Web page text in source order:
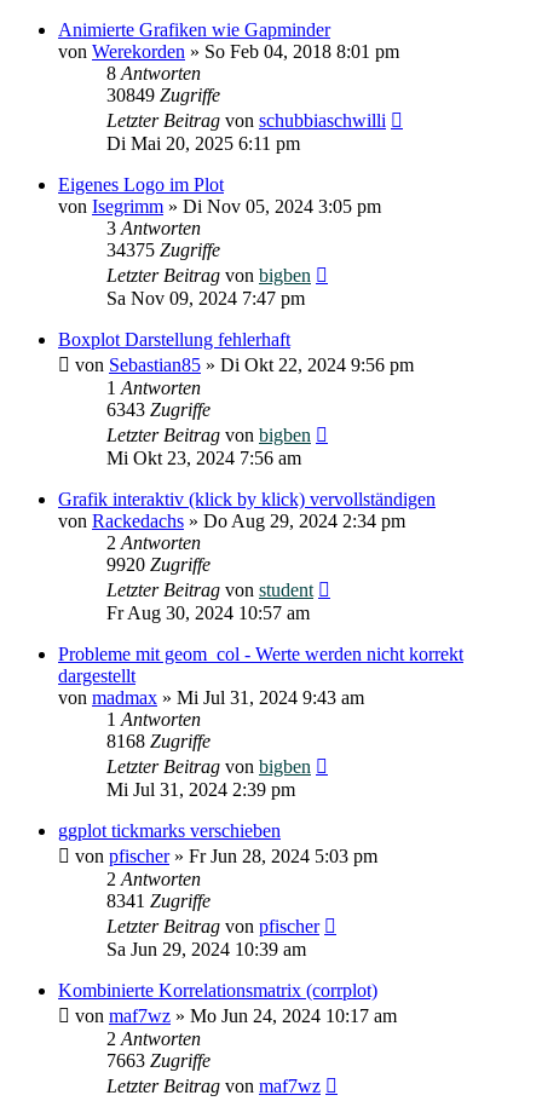
Animierte Grafiken wie Gapminder
von Werekorden » So Feb 04, 2018 8:01 pm
8 Antworten
30849 Zugriffe
Letzter Beitrag von schubbiaschwilli
Di Mai 20, 2025 6:11 pm
Eigenes Logo im Plot
von Isegrimm » Di Nov 05, 2024 3:05 pm
3 Antworten
34375 Zugriffe
Letzter Beitrag von bigben
Sa Nov 09, 2024 7:47 pm
Boxplot Darstellung fehlerhaft
von Sebastian85 » Di Okt 22, 2024 9:56 pm
1 Antworten
6343 Zugriffe
Letzter Beitrag von bigben
Mi Okt 23, 2024 7:56 am
Grafik interaktiv (klick by klick) vervollständigen
von Rackedachs » Do Aug 29, 2024 2:34 pm
2 Antworten
9920 Zugriffe
Letzter Beitrag von student
Fr Aug 30, 2024 10:57 am
Probleme mit geom_col - Werte werden nicht korrekt
dargestellt
von madmax » Mi Jul 31, 2024 9:43 am
1 Antworten
8168 Zugriffe
Letzter Beitrag von bigben
Mi Jul 31, 2024 2:39 pm
ggplot tickmarks verschieben
von pfischer» Fr Jun 28, 2024 5:03 pm
2 Antworten
8341 Zugriffe
Letzter Beitrag von pfischer
Sa Jun 29, 2024 10:39 am
Kombinierte Korrelationsmatrix (corrplot)
von maf7wz » Mo Jun 24, 2024 10:17 am
2 Antworten
7663 Zugriffe
Letzter Beitrag von maf7wz